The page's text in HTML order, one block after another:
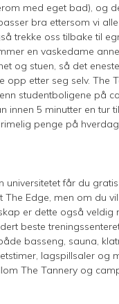
med eget bad), og
bra ettersom vi
trekke oss tilbake til
en vaskedame
og stuen, så det
opp etter seg selv. The
studentboligene på
innen 5 minutter en tur
penge på
universitetet får du
The Edge, men om du
er dette også veldig
beste
basseng, sauna,
lagspillsaler og
The Tannery og